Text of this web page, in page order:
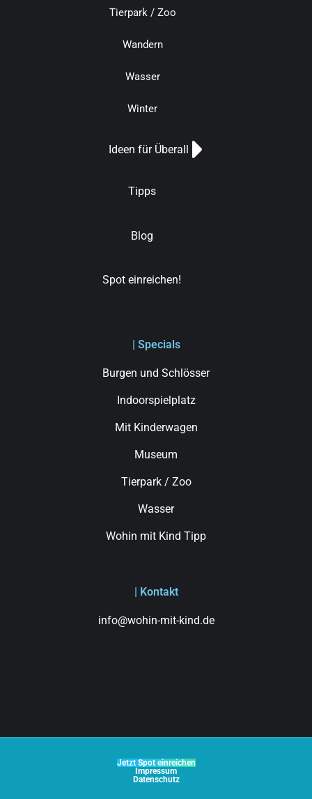
Tierpark / Zoo
Wandern
Wasser
Winter
Ideen für Überall
Tipps
Blog
Spot einreichen!
| Specials
Burgen und Schlösser
Indoorspielplatz
Mit Kinderwagen
Museum
Tierpark / Zoo
Wasser
Wohin mit Kind Tipp
| Kontakt
info@wohin-mit-kind.de
Jetzt Spot einreichen
Impressum
Datenschutz